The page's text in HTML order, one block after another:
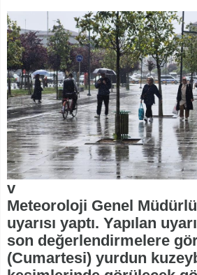
v
Meteoroloji Genel
uyarısı yaptı. Yapılan
son değerlendirmelere
(Cumartesi) yurdun